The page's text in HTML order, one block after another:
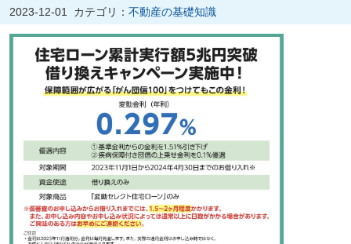
2023-12-01 カテゴリ： 不動産の基礎知識